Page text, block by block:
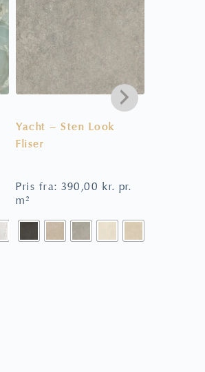
Yacht – Sten Look
Fliser
Pris fra:390,00 kr. pr.
m²